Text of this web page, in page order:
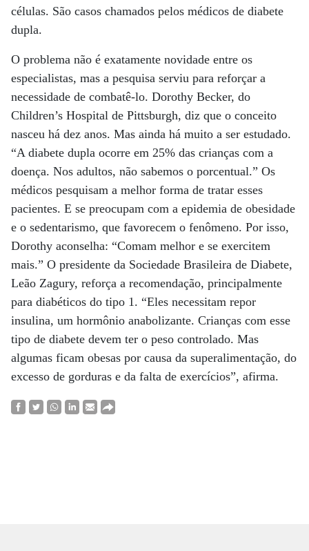
células. São casos chamados pelos médicos de diabete
dupla.
O problema não é exatamente novidade entre os
especialistas, mas a pesquisa serviu para reforçar a
necessidade de combatê-lo. Dorothy Becker, do
Children’s Hospital de Pittsburgh, diz que o conceito
nasceu há dez anos. Mas ainda há muito a ser estudado.
“A diabete dupla ocorre em 25% das crianças com a
doença. Nos adultos, não sabemos o porcentual.” Os
médicos pesquisam a melhor forma de tratar esses
pacientes. E se preocupam com a epidemia de obesidade
e o sedentarismo, que favorecem o fenômeno. Por isso,
Dorothy aconselha: “Comam melhor e se exercitem
mais.” O presidente da Sociedade Brasileira de Diabete,
Leão Zagury, reforça a recomendação, principalmente
para diabéticos do tipo 1. “Eles necessitam repor
insulina, um hormônio anabolizante. Crianças com esse
tipo de diabete devem ter o peso controlado. Mas
algumas ficam obesas por causa da superalimentação, do
excesso de gorduras e da falta de exercícios”, afirma.